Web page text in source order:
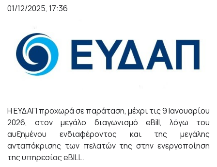
01/12/2025, 17:36
Η ΕΥΔΑΠ προχωρά σε παράταση, μέχρι τις 9 Ιανουαρίου
2026, στον μεγάλο διαγωνισμό eBill, λόγω του
αυξημένου ενδιαφέροντος και της μεγάλης
ανταπόκρισης των πελατών της στην ενεργοποίηση
της υπηρεσίας eBILL.